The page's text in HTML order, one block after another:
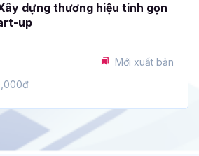
dựng thương hiệu tinh gọn
up
Mới xuất bản